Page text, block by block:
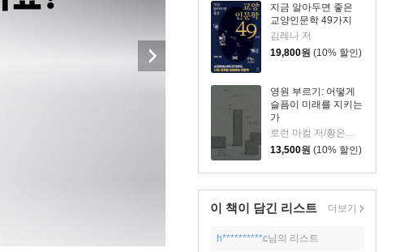
지금 알아두면 좋은
교양인문학 49가지
김레나 저
19,800원 (10% 할인)
영원 부르기: 어떻게
슬픔이 미래를 지키는
가
로런 마컴 저/황은주 역
13,500원 (10% 할인)
이 책이 담긴 리스트 더보기
h**********c님의 리스트